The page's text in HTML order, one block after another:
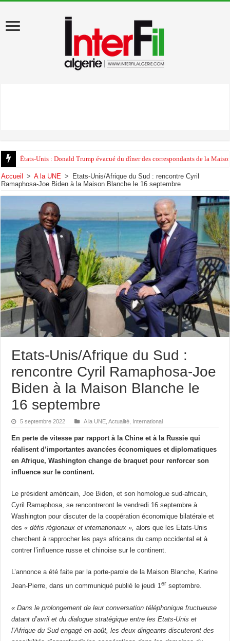
États-Unis : Donald Trump évacué du dîner des correspondants de la
Accueil > A la UNE >
Etats-Unis/Afrique du Sud : rencontre Cyril
Ramaphosa-Joe Biden à la Maison Blanche le 16 septembre
Etats-Unis/Afrique du Sud :
rencontre Cyril Ramaphosa-Joe
Biden à la Maison Blanche le
16 septembre
5 septembre 2022 A la UNE ,Actualité International
En perte de vitesse par rapport à la Chine et à la Russie qui
réalisent d’importantes avancées économiques et diplomatiques
en Afrique, Washington change de braquet pour renforcer son
influence sur le continent.
Le président américain, Joe Biden, et son homologue sud-africain,
Cyril Ramaphosa, se rencontreront le vendredi 16 septembre à
Washington pour discuter de la coopération économique bilatérale et
des« défis régionaux et internationaux », alors que les Etats-Unis
cherchent à rapprocher les pays africains du camp occidental et à
contrer l’influence russe et chinoise sur le continent.
L’annonce a été faite par la porte-parole de la Maison Blanche, Karine
Jean-Pierre, dans un communiqué publié le jeudi 1er septembre.
« Dans le prolongement de leur conversation téléphonique fructueuse
datant d’avril et du dialogue stratégique entre les Etats-Unis et
l’Afrique du Sud engagé en août, les deux dirigeants discuteront des